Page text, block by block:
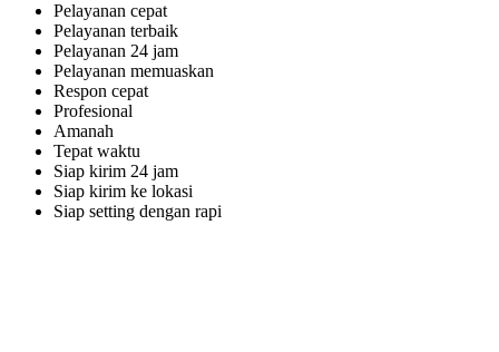
Pelayanan cepat
Pelayanan terbaik
Pelayanan 24 jam
Pelayanan memuaskan
Respon cepat
Profesional
Amanah
Tepat waktu
Siap kirim 24 jam
Siap kirim ke lokasi
Siap setting dengan rapi